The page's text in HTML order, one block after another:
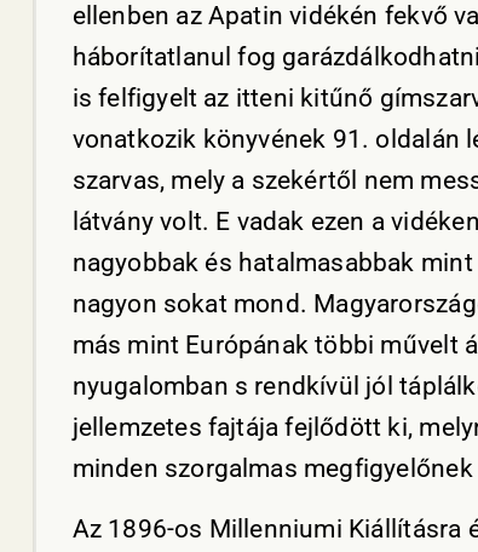
ellenben az Apatin vidékén fekvő
háborítatlanul fog
is felfigyelt az itteni kitűnő
vonatkozik könyvének 91. oldalán
szarvas, mely a szekértől nem
látvány volt. E vadak ezen a
nagyobbak és hatalmasabbak
nagyon sokat mond.
más mint Európának többi művelt
nyugalomban s rendkívül jól
jellemzetes fajtája fejlődött ki,
minden szorgalmas megfigyelőnek
Az 1896-os Millenniumi Kiállításra